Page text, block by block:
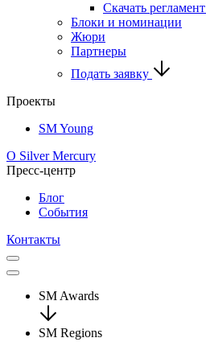
Скачать регламент
Блоки и номинации
Жюри
Партнеры
Подать заявку
Проекты
SM Young
О Silver Mercury
Пресс-центр
Блог
События
Контакты
SM Awards
SM Regions